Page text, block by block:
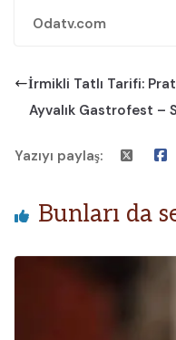
Odatv.com
İrmikli Tatlı Tarifi:
Ayvalık Gastrofest –
Yazıyı paylaş:
Bunları da